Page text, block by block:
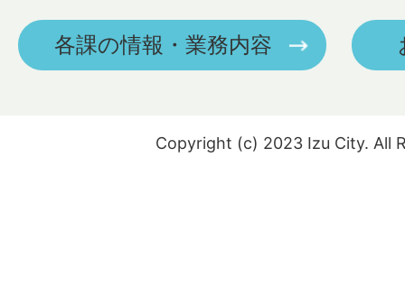
各課の情報・業務内容
Copyright (c) 2023 Izu City. All